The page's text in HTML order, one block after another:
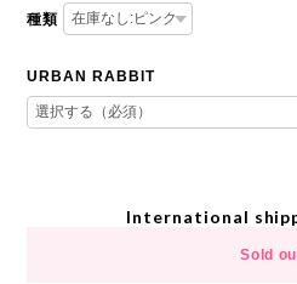
種類
URBAN RABBIT
International
Sold